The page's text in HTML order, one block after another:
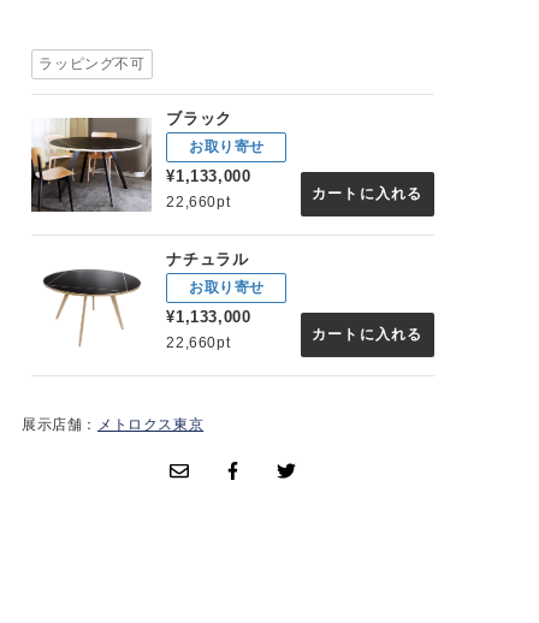
ラッピング不可
ブラック
お取り寄せ
¥1,133,000
22,660pt カートに入れる
ナチュラル
お取り寄せ
¥1,133,000
22,660pt カートに入れる
展示店舗： メトロクス東京